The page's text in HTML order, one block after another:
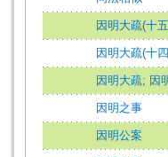
因明大疏(十
因明大疏(十
因明大疏; 因
因明之事
因明公案